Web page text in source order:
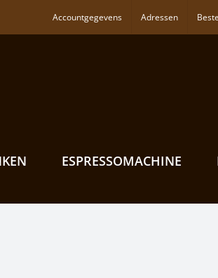
Accountgegevens Adressen
ESPRESSOMACHINE